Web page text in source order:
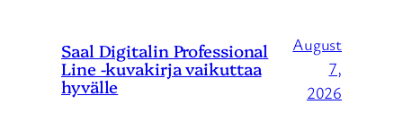
Saal Digitalin Professional
Line -kuvakirja vaikuttaa
hyvälle
August
7,
2026